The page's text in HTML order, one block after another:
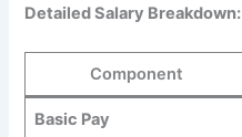
Detailed Salary Breakdown:
Component
Basic Pay